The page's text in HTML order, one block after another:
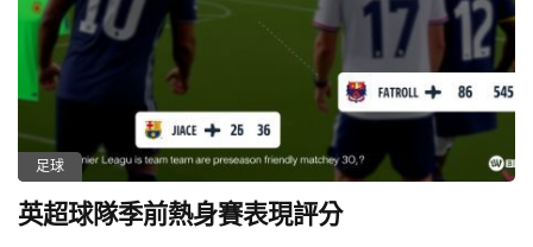
足球
英超球隊季前熱身賽表現評分